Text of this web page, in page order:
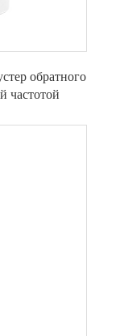
обратного
частотой